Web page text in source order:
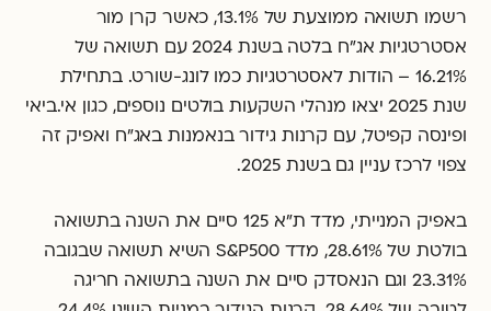
רשמו תשואה ממוצעת של 13.1%, כאשר קרן מור
אסטרטגיות אג"ח בלטה בשנת 2024 עם תשואה של
16.21% – הודות לאסטרטגיות כמו לונג-שורט. בתחילת
שנת 2025 יצאו מנהלי השקעות בולטים נוספים, כגון אי.ביאי
ופינסה קפיטל, עם קרנות גידור בנאמנות באג"ח ואפיק זה
צפוי לרכז עניין גם בשנת 2025.
באפיק המנייתי, מדד ת"א 125 סיים את השנה בתשואה
בולטת של 28.61%, מדד S&P500 השיא תשואה שבגובה
23.31% וגם הנאסדק סיים את השנה בתשואה חריגה